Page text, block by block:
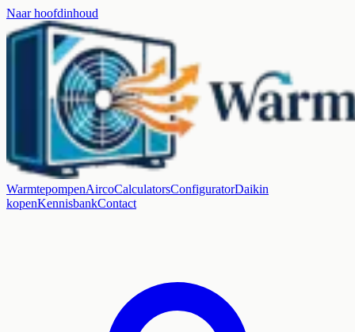
Naar hoofdinhoud
WarmtepompenAircoCalculatorsConfiguratorDaikin
kopenKennisbankContact